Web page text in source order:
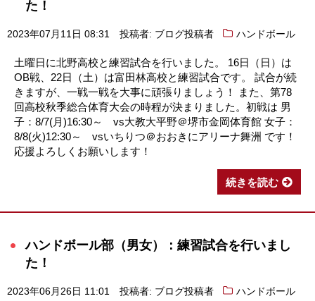
た！
2023年07月11日 08:31 投稿者: ブログ投稿者 ハンドボール
土曜日に北野高校と練習試合を行いました。 16日（日）は
OB戦、22日（土）は富田林高校と練習試合です。 試合が続
きますが、一戦一戦を大事に頑張りましょう！ また、第78
回高校秋季総合体育大会の時程が決まりました。初戦は 男
子：8/7(月)16:30～ vs大教大平野＠堺市金岡体育館 女子：
8/8(火)12:30～ vsいちりつ＠おおきにアリーナ舞洲 です！
応援よろしくお願いします！
続きを読む
ハンドボール部（男女）：練習試合を行いまし
た！
2023年06月26日 11:01 投稿者: ブログ投稿者 ハンドボール